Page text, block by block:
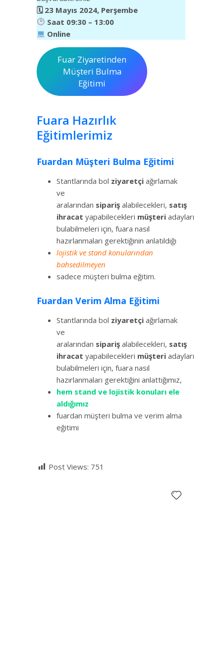
🗓 23 Mayıs 2024, Perşembe
Saat 09:30 – 13:00
Online
Fuar Ziyaretinden
Müşteri Bulma
Eğitimi
Fuara Hazırlık
Eğitimlerimiz
Fuardan Müşteri Bulma Eğitimi
Stantlarında bol ziyaretçi ağırlamak
ve
aralarından sipariş alabilecekleri, satış
ihracat yapabilecekleri müşteri adayları
bulabilmeleri için, fuara nasıl
hazırlanmaları gerektiğinin anlatıldığı
lojistik ve stand konularından
bahsedilmeyen
sadece müşteri bulma eğitim.
Fuardan Verim Alma Eğitimi
Stantlarında bol ziyaretçi ağırlamak
ve
aralarından sipariş alabilecekleri, satış
ihracat yapabilecekleri müşteri adayları
bulabilmeleri için, fuara nasıl
hazırlanmaları gerektiğini anlattığımız,
hem stand ve lojistik konuları ele
aldığımız
fuardan müşteri bulma ve verim alma
eğitimi
Post Views: 751